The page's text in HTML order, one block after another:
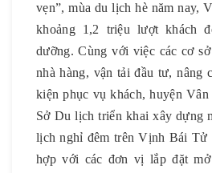
vẹn”, mùa du lịch hè năm nay,
khoảng 1,2 triệu lượt khách
dưỡng. Cùng với việc các cơ
nhà hàng, vận tải đầu tư, nâng
kiện phục vụ khách, huyện
Sở Du lịch triển khai xây dựng
lịch nghỉ đêm trên Vịnh Bái Tử
hợp với các đơn vị lắp đặt